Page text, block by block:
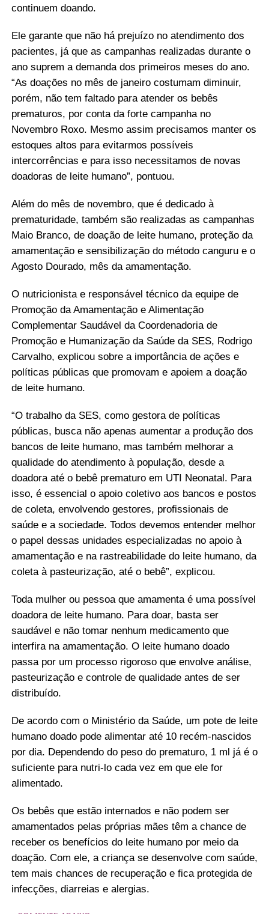
continuem doando.
Ele garante que não há prejuízo no atendimento dos
pacientes, já que as campanhas realizadas durante o
ano suprem a demanda dos primeiros meses do ano.
“As doações no mês de janeiro costumam diminuir,
porém, não tem faltado para atender os bebês
prematuros, por conta da forte campanha no
Novembro Roxo. Mesmo assim precisamos manter os
estoques altos para evitarmos possíveis
intercorrências e para isso necessitamos de novas
doadoras de leite humano”, pontuou.
Além do mês de novembro, que é dedicado à
prematuridade, também são realizadas as campanhas
Maio Branco, de doação de leite humano, proteção da
amamentação e sensibilização do método canguru e o
Agosto Dourado, mês da amamentação.
O nutricionista e responsável técnico da equipe de
Promoção da Amamentação e Alimentação
Complementar Saudável da Coordenadoria de
Promoção e Humanização da Saúde da SES, Rodrigo
Carvalho, explicou sobre a importância de ações e
políticas públicas que promovam e apoiem a doação
de leite humano.
“O trabalho da SES, como gestora de políticas
públicas, busca não apenas aumentar a produção dos
bancos de leite humano, mas também melhorar a
qualidade do atendimento à população, desde a
doadora até o bebê prematuro em UTI Neonatal. Para
isso, é essencial o apoio coletivo aos bancos e postos
de coleta, envolvendo gestores, profissionais de
saúde e a sociedade. Todos devemos entender melhor
o papel dessas unidades especializadas no apoio à
amamentação e na rastreabilidade do leite humano, da
coleta à pasteurização, até o bebê”, explicou.
Toda mulher ou pessoa que amamenta é uma possível
doadora de leite humano. Para doar, basta ser
saudável e não tomar nenhum medicamento que
interfira na amamentação. O leite humano doado
passa por um processo rigoroso que envolve análise,
pasteurização e controle de qualidade antes de ser
distribuído.
De acordo com o Ministério da Saúde, um pote de leite
humano doado pode alimentar até 10 recém-nascidos
por dia. Dependendo do peso do prematuro, 1 ml já é o
suficiente para nutri-lo cada vez em que ele for
alimentado.
Os bebês que estão internados e não podem ser
amamentados pelas próprias mães têm a chance de
receber os benefícios do leite humano por meio da
doação. Com ele, a criança se desenvolve com saúde,
tem mais chances de recuperação e fica protegida de
infecções, diarreias e alergias.